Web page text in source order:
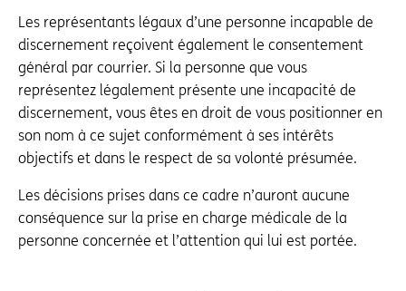
Les représentants légaux d’une personne incapable de
discernement reçoivent également le consentement
général par courrier. Si la personne que vous
représentez légalement présente une incapacité de
discernement, vous êtes en droit de vous positionner en
son nom à ce sujet conformément à ses intérêts
objectifs et dans le respect de sa volonté présumée.
Les décisions prises dans ce cadre n’auront aucune
conséquence sur la prise en charge médicale de la
personne concernée et l’attention qui lui est portée.